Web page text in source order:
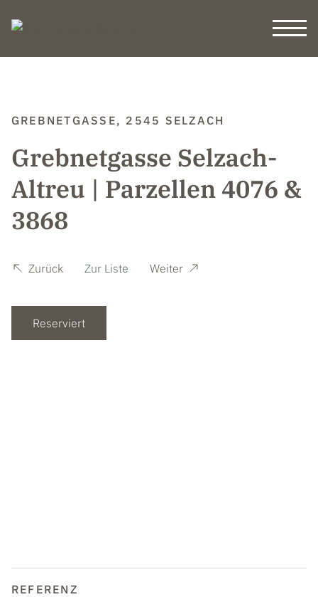
GREBNETGASSE, 2545 SELZACH
Grebnetgasse Selzach-
Altreu | Parzellen 4076 &
3868
Zurück Zur Liste Weiter
Reserviert
REFERENZ